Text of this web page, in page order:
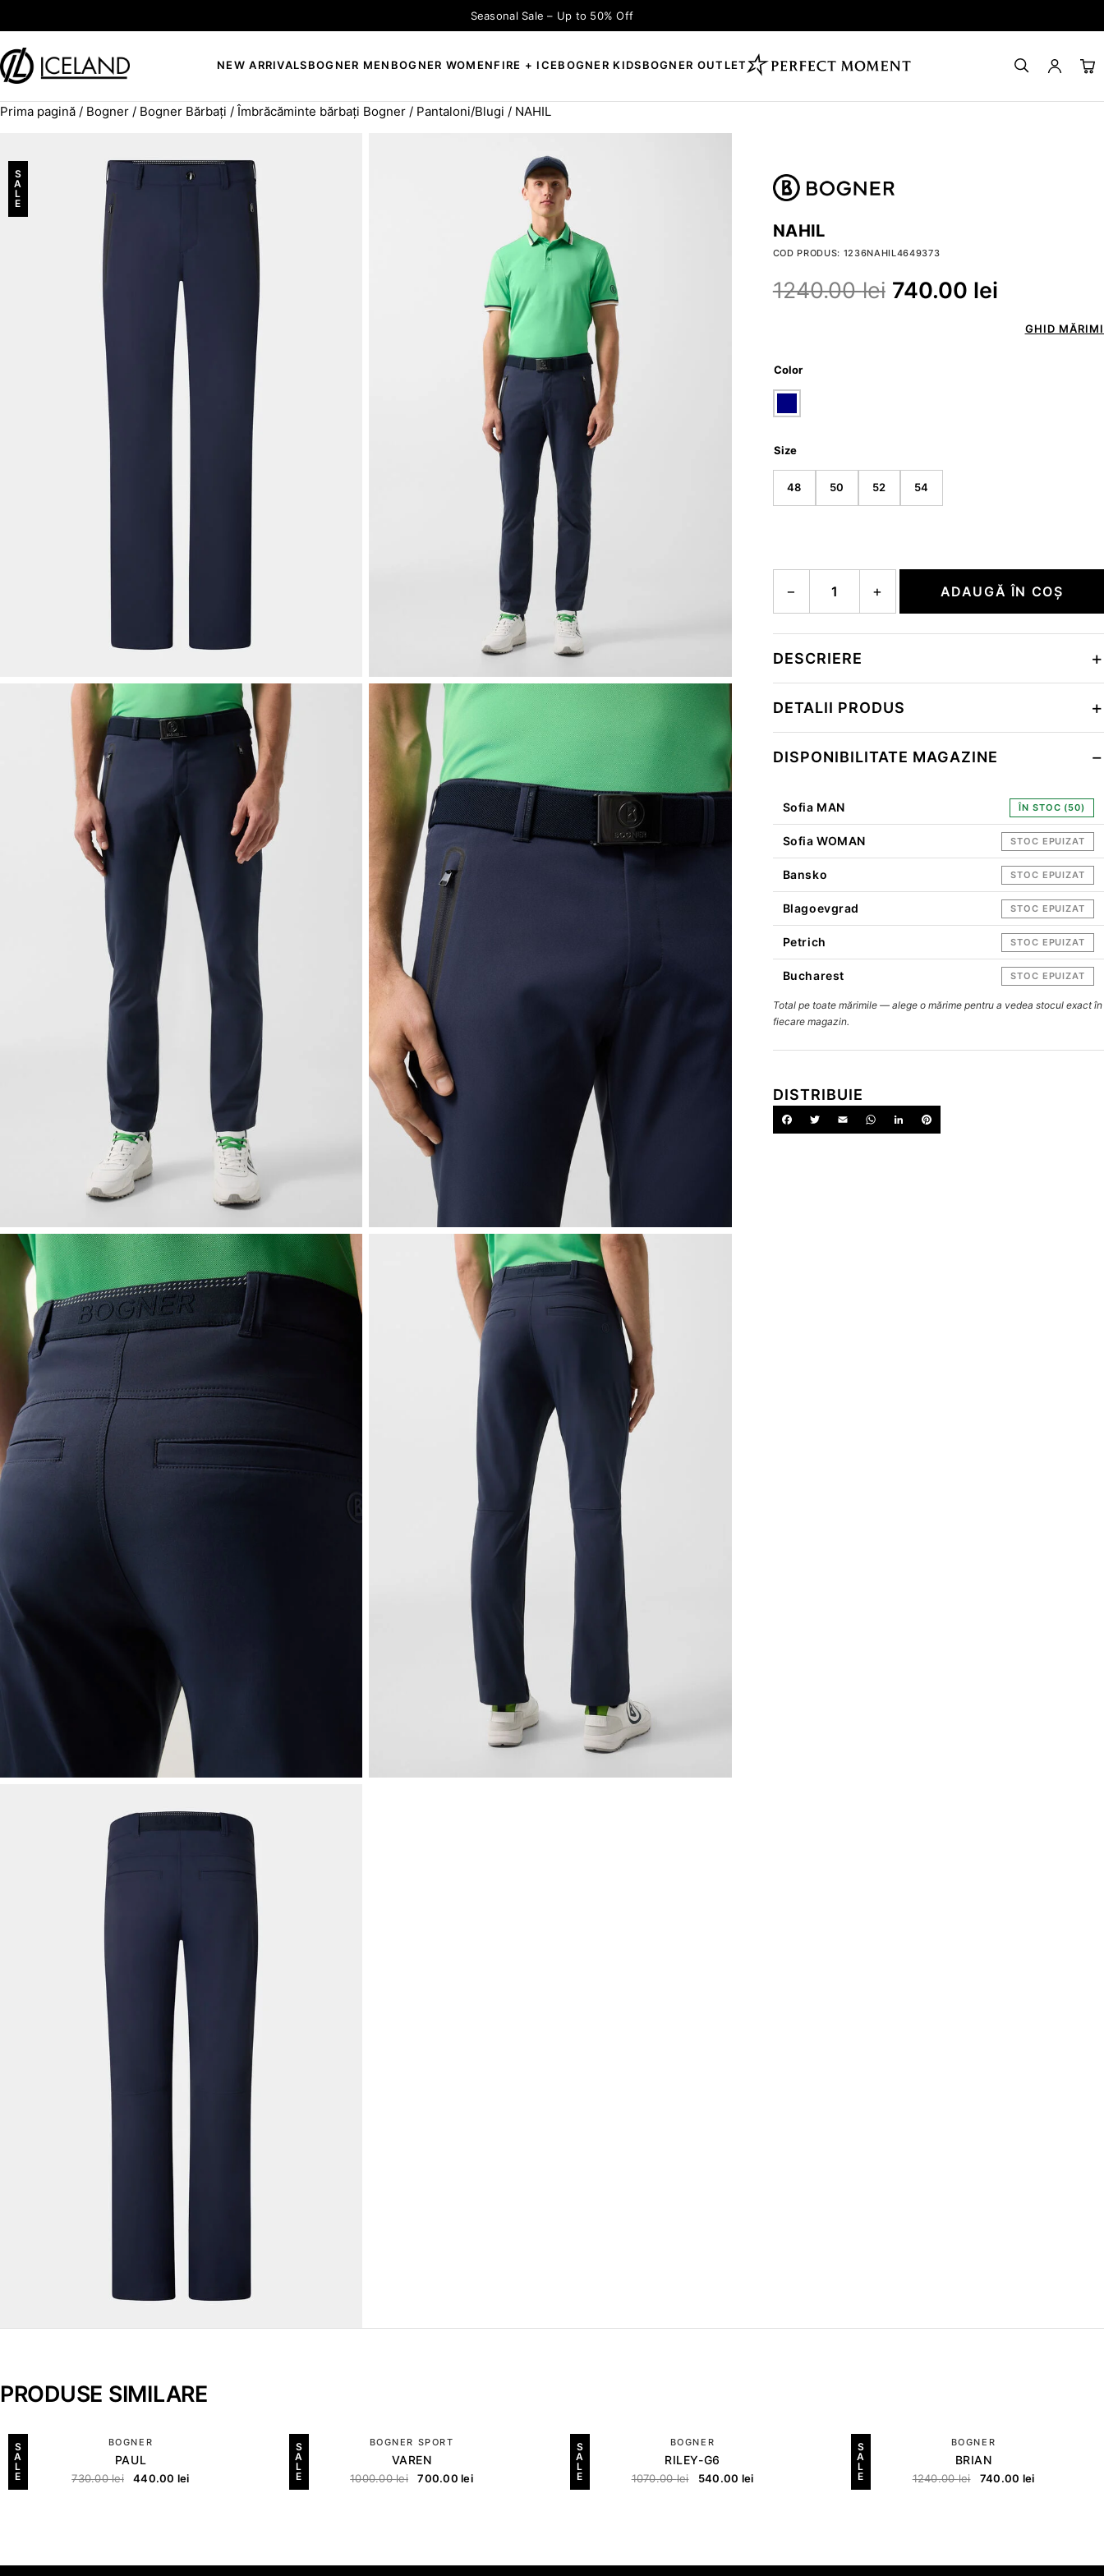
Seasonal Sale – Up to 50% Off
NEW ARRIVALSBOGNER MEN BOGNER WOMENFIRE + ICEBOGNER KIDSBOGNER OUTLET
CAUTĂ ×
Prima pagină / Bogner / Bogner Bărbați / Îmbrăcăminte bărbați Bogner / Pantaloni/Blugi / NAHIL
S
A
L
E
NAHIL
COD PRODUS: 1236NAHIL4649373
1240.00lei 740.00 lei
GHID MĂRIMI
Color
Size
48 50 52 54
− + ADAUGĂ ÎN COȘ
DESCRIERE
DETALII PRODUS
DISPONIBILITATE MAGAZINE
Sofia MAN ÎN STOC (50)
Sofia WOMAN STOC EPUIZAT
Bansko STOC EPUIZAT
Blagoevgrad STOC EPUIZAT
Petrich STOC EPUIZAT
Bucharest STOC EPUIZAT
Total pe toate mărimile — alege o mărime pentru a vedea stocul exact în
fiecare magazin.
DISTRIBUIE
PRODUSE SIMILARE
S
A
L
E
BOGNER
PAUL
730.00lei 440.00 lei
S
A
L
E
BOGNER SPORT
VAREN
1000.00lei 700.00lei
S
A
L
E
BOGNER
RILEY-G6
1070.00lei 540.00 lei
S
A
L
E
BOGNER
BRIAN
1240.00lei 740.00 lei